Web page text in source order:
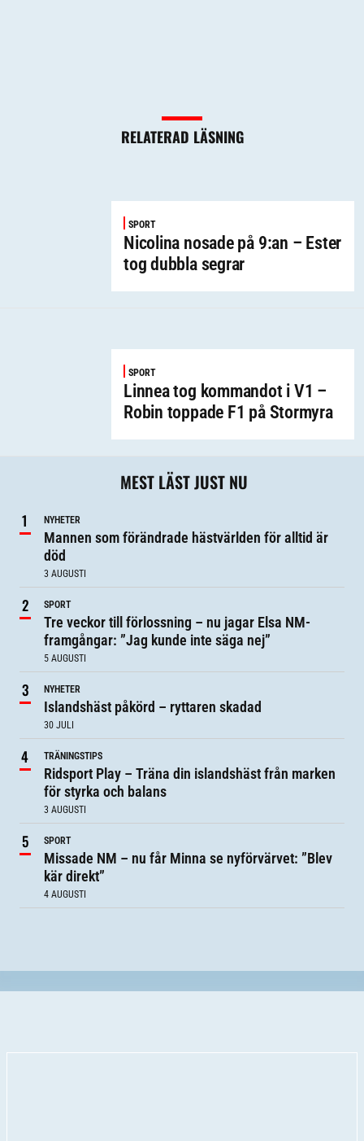
RELATERAD LÄSNING
SPORT
Nicolina nosade på 9:an – Ester
tog dubbla segrar
SPORT
Linnea tog kommandot i V1 –
Robin toppade F1 på Stormyra
MEST LÄST JUST NU
NYHETER
Mannen som förändrade hästvärlden för alltid är
död
3 AUGUSTI
SPORT
Tre veckor till förlossning – nu jagar Elsa NM-
framgångar: ”Jag kunde inte säga nej”
5 AUGUSTI
NYHETER
Islandshäst påkörd – ryttaren skadad
30 JULI
TRÄNINGSTIPS
Ridsport Play – Träna din islandshäst från marken
för styrka och balans
3 AUGUSTI
SPORT
Missade NM – nu får Minna se nyförvärvet: ”Blev
kär direkt”
4 AUGUSTI